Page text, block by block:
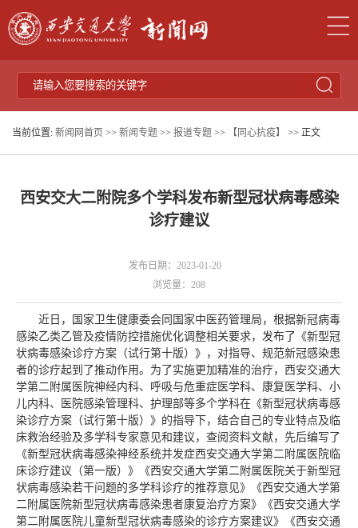
当前位置: 新闻网首页 >> 新闻专题 >> 报道专题 >> 【同心抗疫】 >> 正文
西安交大二附院多个学科发布新型冠状病毒感染
诊疗建议
发布日期：2023-01-20
浏览量： 208
近日，国家卫生健康委会同国家中医药管理局，根据新冠病毒
感染乙类乙管及疫情防控措施优化调整相关要求，发布了《新型冠
状病毒感染诊疗方案（试行第十版）》，对指导、规范新冠感染患
者的诊疗起到了推动作用。为了实施更加精准的治疗，西安交通大
学第二附属医院神经内科、呼吸与危重症医学科、康复医学科、小
儿内科、医院感染管理科、护理部等多个学科在《新型冠状病毒感
染诊疗方案（试行第十版）》的指导下，结合自己的专业特点及临
床救治经验及多学科专家意见和建议，查阅资料文献，先后编写了
《新型冠状病毒感染神经系统并发症西安交通大学第二附属医院临
床诊疗建议（第一版）》《西安交通大学第二附属医院关于新型冠
状病毒感染若干问题的多学科诊疗的推荐意见》《西安交通大学第
二附属医院新型冠状病毒感染患者康复治疗方案》《西安交通大学
第二附属医院儿童新型冠状病毒感染的诊疗方案建议》《西安交通